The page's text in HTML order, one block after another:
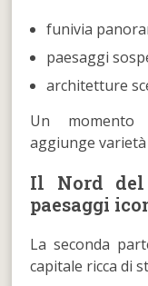
funivia
paesaggi
architetture
Un momento
aggiunge
Il Nord
paesaggi
La seconda
capitale ricca di